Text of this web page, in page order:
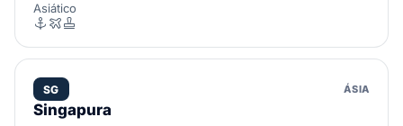
Asiático
SG ÁSIA
Singapura